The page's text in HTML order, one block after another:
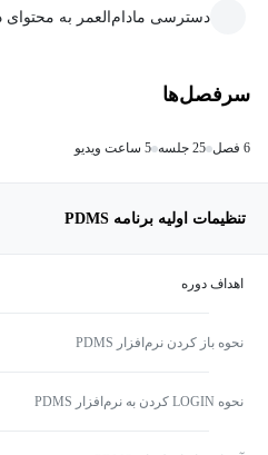
دسترسی مادام‌العمر به محتوای
سرفصل‌ها
6 فصل 25 جلسه 5 ساعت ویدیو
تنظیمات اولیه برنامه PDMS
اهداف دوره
نحوه باز کردن نرم‌افزار PDMS
نحوه LOGIN کردن به نرم‌افزار PDMS